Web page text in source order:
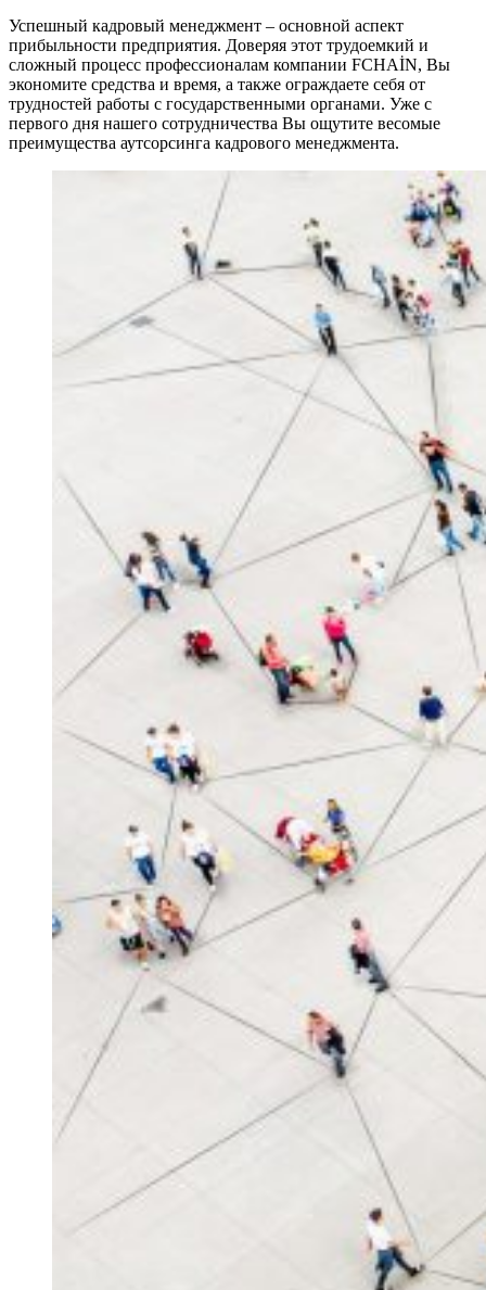
Успешный кадровый менеджмент – основной аспект
прибыльности предприятия. Доверяя этот трудоемкий и
сложный процесс профессионалам компании FСHAİN, Вы
экономите средства и время, а также ограждаете себя от
трудностей работы с государственными органами. Уже с
первого дня нашего сотрудничества Вы ощутите весомые
преимущества аутсорсинга кадрового менеджмента.